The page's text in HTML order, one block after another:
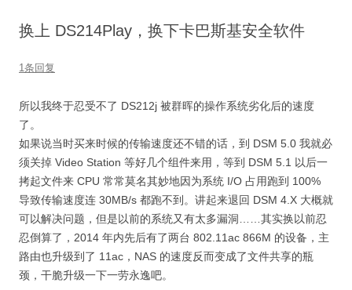
换上 DS214Play，换下卡巴斯基安全软件
1条回复
所以我终于忍受不了 DS212j 被群晖的操作系统劣化后的速度
了。
如果说当时买来时候的传输速度还不错的话，到 DSM 5.0 我就必
须关掉 Video Station 等好几个组件来用，等到 DSM 5.1 以后一
拷起文件来 CPU 常常莫名其妙地因为系统 I/O 占用跑到 100%
导致传输速度连 30MB/s 都跑不到。讲起来退回 DSM 4.X 大概就
可以解决问题，但是以前的系统又有太多漏洞……其实换以前忍
忍倒算了，2014 年内先后有了两台 802.11ac 866M 的设备，主
路由也升级到了 11ac，NAS 的速度反而变成了文件共享的瓶
颈，干脆升级一下一劳永逸吧。